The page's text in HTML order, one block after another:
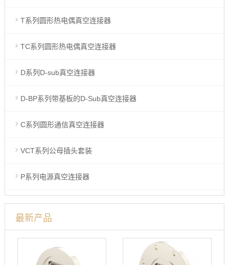
T系列圆形热电偶真空连接器
TC系列圆形热电偶真空连接器
D系列D-sub真空连接器
D-BP系列带基板的D-Sub真空连接器
C系列圆形通信真空连接器
VCT系列公母插头套装
P系列电源真空连接器
最新产品